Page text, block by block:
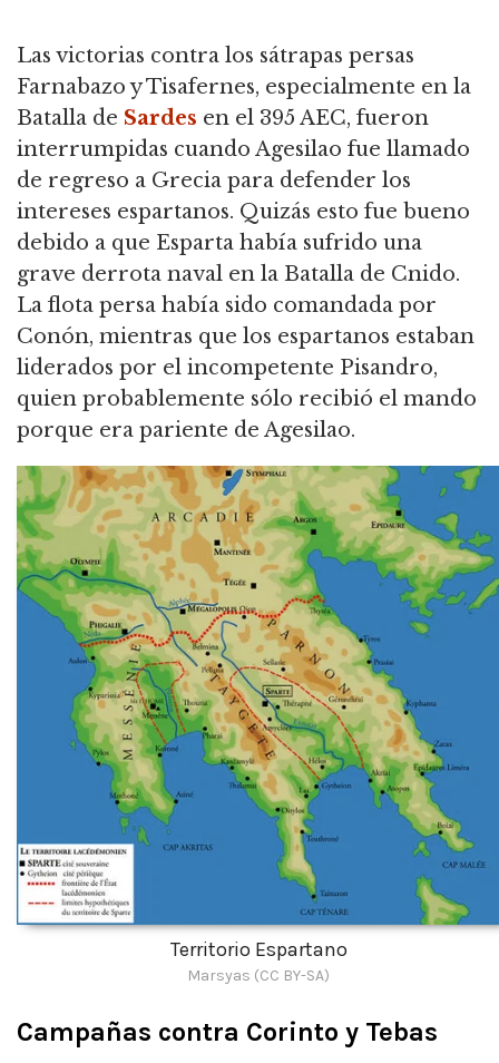
Las victorias contra los sátrapas persas
Farnabazo y Tisafernes, especialmente en la
Batalla de Sardes en el 395 AEC, fueron
interrumpidas cuando Agesilao fue llamado
de regreso a Grecia para defender los
intereses espartanos. Quizás esto fue bueno
debido a que Esparta había sufrido una
grave derrota naval en la Batalla de Cnido.
La flota persa había sido comandada por
Conón, mientras que los espartanos estaban
liderados por el incompetente Pisandro,
quien probablemente sólo recibió el mando
porque era pariente de Agesilao.
Territorio Espartano
Marsyas (CC BY-SA)
Campañas contra Corinto y Tebas